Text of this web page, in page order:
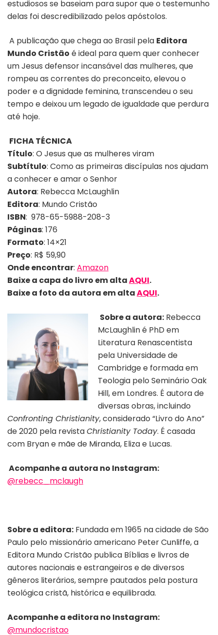
estudiosos se baseiam para supor que o testemunho
delas foi descredibilizado pelos apóstolos.
A publicação que chega ao Brasil pela Editora
Mundo Cristão é ideal para quem quer conhecer
um Jesus defensor incansável das mulheres, que
rompeu as correntes do preconceito, elevou o
poder e a dignidade feminina, transcendeu o seu
tempo e deixou um legado de igualdade que perdura
até hoje.
FICHA TÉCNICA
Título: O Jesus que as mulheres viram
Subtítulo: Como as primeiras discípulas nos ajudam
a conhecer e amar o Senhor
Autora: Rebecca McLaughlin
Editora: Mundo Cristão
ISBN: 978-65-5988-208-3
Páginas: 176
Formato: 14×21
Preço: R$ 59,90
Onde encontrar: Amazon
Baixe a capa do livro em altaAQUI.
Baixe a foto da autora em altaAQUI.
Sobre a autora: Rebecca
McLaughlin é PhD em
Literatura Renascentista
pela Universidade de
Cambridge e formada em
Teologia pelo Seminário Oak
Hill, em Londres. É autora de
diversas obras, incluindo
Confronting Christianity, considerado “Livro do Ano”
de 2020 pela revistaChristianity Today. É casada
com Bryan e mãe de Miranda, Eliza e Lucas.
Acompanhe a autora no Instagram:
@rebecc_mclaugh
Sobre a editora: Fundada em 1965 na cidade de São
Paulo pelo missionário americano Peter Cunliffe, a
Editora Mundo Cristão publica Bíblias e livros de
autores nacionais e estrangeiros e de diversos
gêneros literários, sempre pautados pela postura
teológica cristã, histórica e equilibrada.
Acompanhe a editora no Instagram:
@mundocristao